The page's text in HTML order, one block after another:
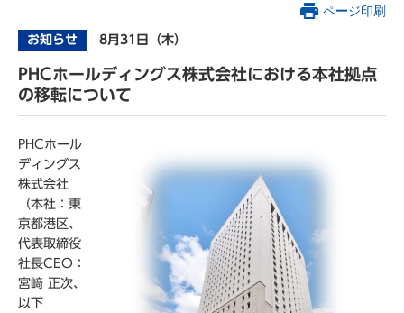
ページ印刷
お知らせ 8月31日（木）
PHCホールディングス株式会社における本社拠点
の移転について
PHCホール
ディングス
株式会社
（本社：東
京都港区、
代表取締役
社長CEO：
宮﨑 正次、
以下